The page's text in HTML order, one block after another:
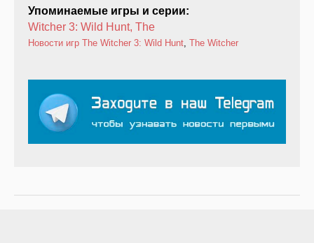
Упоминаемые игры и серии:
Witcher 3: Wild Hunt, The
Новости игр The Witcher 3: Wild Hunt, The Witcher